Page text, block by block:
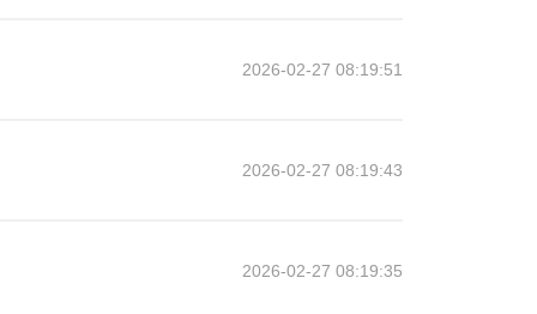
2026-02-27 08:19:51
2026-02-27 08:19:43
2026-02-27 08:19:35